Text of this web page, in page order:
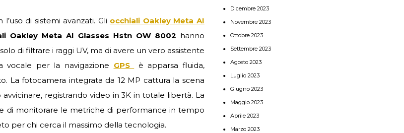
di sistemi avanzati. Gli occhiali Oakley Meta AI
Oakley Meta AI Glasses Hstn OW 8002 hanno
di filtrare i raggi UV, ma di avere un vero assistente
vocale per la navigazione GPS
è apparsa fluida,
La fotocamera integrata da 12 MP cattura la scena
registrando video in 3K in totale libertà. La
di monitorare le metriche di performance in tempo
per chi cerca il massimo della tecnologia.
Dicembre 2023
Novembre 2023
Ottobre 2023
Settembre 2023
Agosto 2023
Luglio 2023
Giugno 2023
Maggio 2023
Aprile 2023
Marzo 2023